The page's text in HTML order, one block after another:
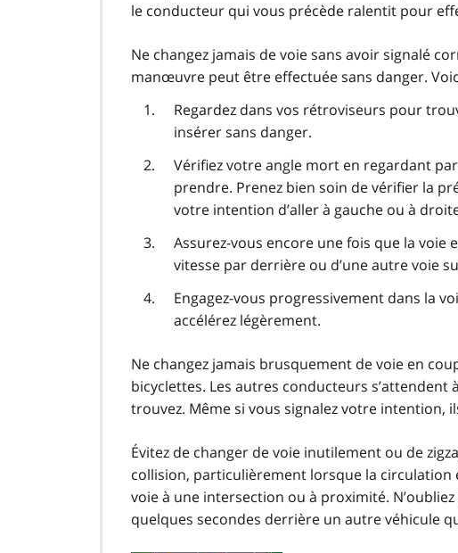
le conducteur qui vous précède ralentit pour
Ne changez jamais de voie sans avoir signalé
manœuvre peut être effectuée sans danger.
Regardez dans vos rétroviseurs pour
insérer sans danger.
Vérifiez votre angle mort en regardant
prendre. Prenez bien soin de vérifier la
votre intention d’aller à gauche ou à
Assurez-vous encore une fois que la voie
vitesse par derrière ou d’une autre voie
Engagez-vous progressivement dans la
accélérez légèrement.
Ne changez jamais brusquement de voie en
bicyclettes. Les autres conducteurs s’attendent
trouvez. Même si vous signalez votre intention,
Évitez de changer de voie inutilement ou de
collision, particulièrement lorsque la circulation
voie à une intersection ou à proximité.
quelques secondes derrière un autre véhicule